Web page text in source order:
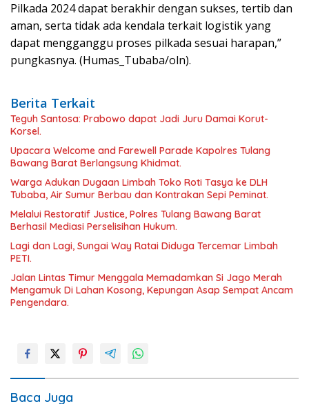
Pilkada 2024 dapat berakhir dengan sukses, tertib dan
aman, serta tidak ada kendala terkait logistik yang
dapat mengganggu proses pilkada sesuai harapan,”
pungkasnya. (Humas_Tubaba/oln).
Berita Terkait
Teguh Santosa: Prabowo dapat Jadi Juru Damai Korut-
Korsel.
Upacara Welcome and Farewell Parade Kapolres Tulang
Bawang Barat Berlangsung Khidmat.
Warga Adukan Dugaan Limbah Toko Roti Tasya ke DLH
Tubaba, Air Sumur Berbau dan Kontrakan Sepi Peminat.
Melalui Restoratif Justice, Polres Tulang Bawang Barat
Berhasil Mediasi Perselisihan Hukum.
Lagi dan Lagi, Sungai Way Ratai Diduga Tercemar Limbah
PETI.
Jalan Lintas Timur Menggala Memadamkan Si Jago Merah
Mengamuk Di Lahan Kosong, Kepungan Asap Sempat Ancam
Pengendara.
Baca Juga